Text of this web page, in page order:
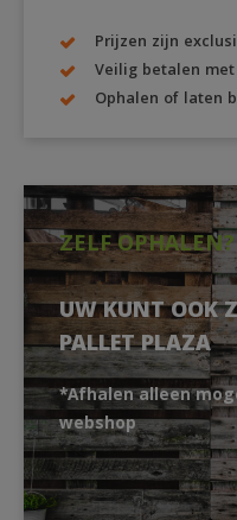
Prijzen zijn
Veilig betalen
Ophalen of laten
ZELF OPHALEN?
UW KUNT OOK
PALLET PLAZA
*Afhalen alleen
webshop